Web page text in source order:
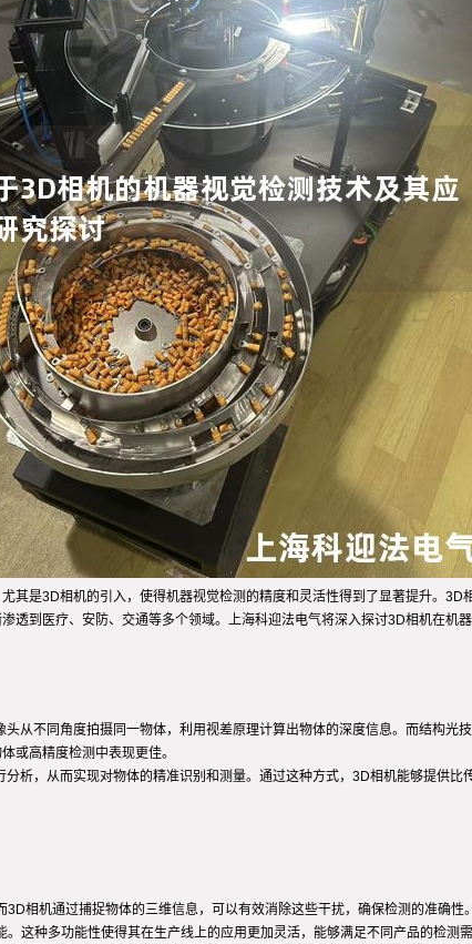
其是3D相机的引入，使得机器视觉检测的精度和灵活性得到了显著提升。
透到医疗、安防、交通等多个领域。上海科迎法电气将深入探讨3D相机在
从不同角度拍摄同一物体，利用视差原理计算出物体的深度信息。而结构
或高精度检测中表现更佳。
析，从而实现对物体的精准识别和测量。通过这种方式，3D相机能够提供
相机通过捕捉物体的三维信息，可以有效消除这些干扰，确保检测的准确性
这种多功能性使得其在生产线上的应用更加灵活，能够满足不同产品的检测